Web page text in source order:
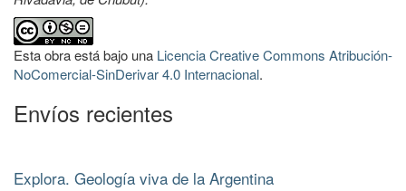
Esta obra está bajo una Licencia Creative Commons Atribución-
NoComercial-SinDerivar 4.0 Internacional.
Envíos recientes
Explora. Geología viva de la Argentina